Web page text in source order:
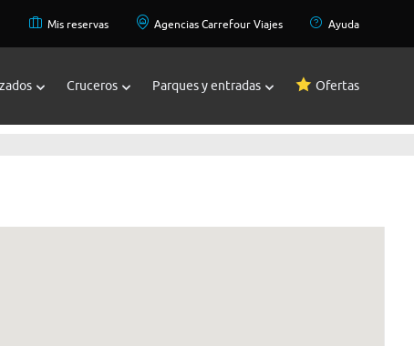
Mis reservas Agencias Carrefour Viajes Ayuda
Cruceros Parques y entradas Ofertas